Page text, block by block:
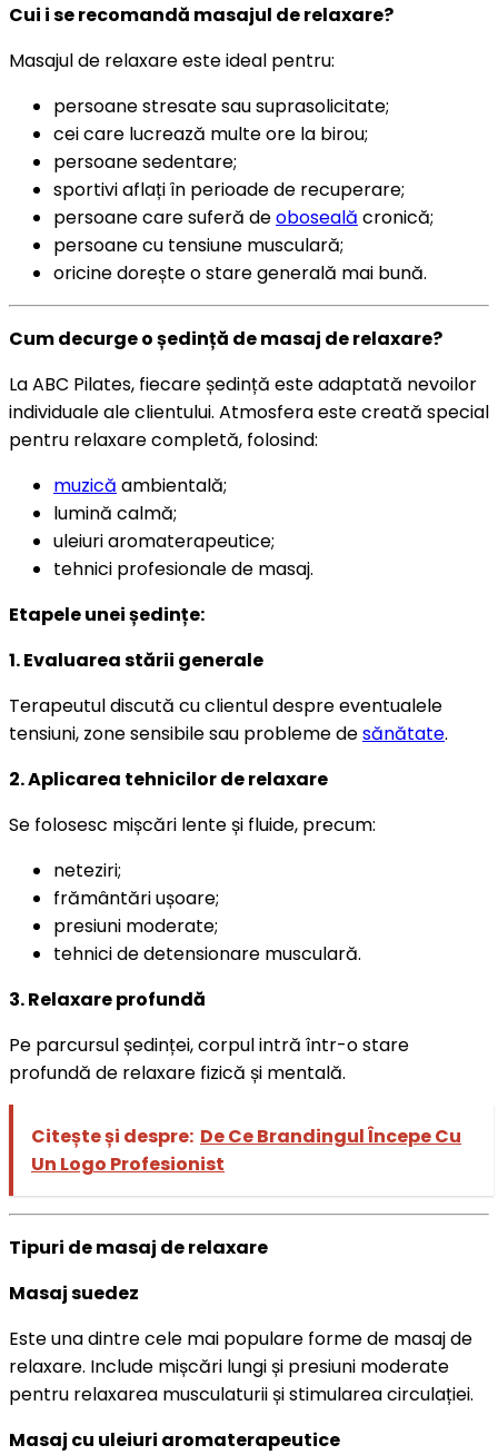
Cui i se recomandă masajul de relaxare?
Masajul de relaxare este ideal pentru:
persoane stresate sau suprasolicitate;
cei care lucrează multe ore la birou;
persoane sedentare;
sportivi aflați în perioade de recuperare;
persoane care suferă deoboseală cronică;
persoane cu tensiune musculară;
oricine dorește o stare generală mai bună.
Cum decurge o ședință de masaj de relaxare?
La ABC Pilates, fiecare ședință este adaptată nevoilor
individuale ale clientului. Atmosfera este creată special
pentru relaxare completă, folosind:
muzică ambientală;
lumină calmă;
uleiuri aromaterapeutice;
tehnici profesionale de masaj.
Etapele unei ședințe:
1. Evaluarea stării generale
Terapeutul discută cu clientul despre eventualele
tensiuni, zone sensibile sau probleme desănătate.
2. Aplicarea tehnicilor de relaxare
Se folosesc mișcări lente și fluide, precum:
neteziri;
frământări ușoare;
presiuni moderate;
tehnici de detensionare musculară.
3. Relaxare profundă
Pe parcursul ședinței, corpul intră într-o stare
profundă de relaxare fizică și mentală.
Citește și despre: De Ce Brandingul Începe Cu
Un Logo Profesionist
Tipuri de masaj de relaxare
Masaj suedez
Este una dintre cele mai populare forme de masaj de
relaxare. Include mișcări lungi și presiuni moderate
pentru relaxarea musculaturii și stimularea circulației.
Masaj cu uleiuri aromaterapeutice